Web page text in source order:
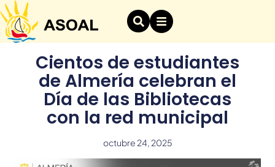
Cientos de estudiantes
de Almería celebran el
Día de las Bibliotecas
con la red municipal
octubre 24, 2025